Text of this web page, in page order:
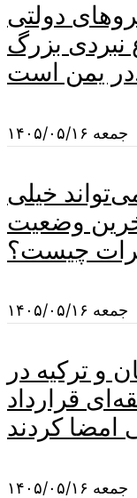
دولتی
نبردی بزرگ
جمعه ۱۴۰۵/۰۵/۱۶
خیلی
وضعیت
چیست؟
جمعه ۱۴۰۵/۰۵/۱۶
و ترکیه در
قرارداد
امضا کردند
جمعه ۱۴۰۵/۰۵/۱۶